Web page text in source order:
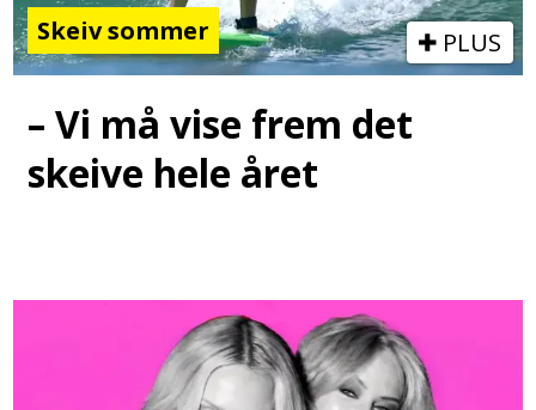
Skeiv sommer PLUS
– Vi må vise frem det
skeive hele året